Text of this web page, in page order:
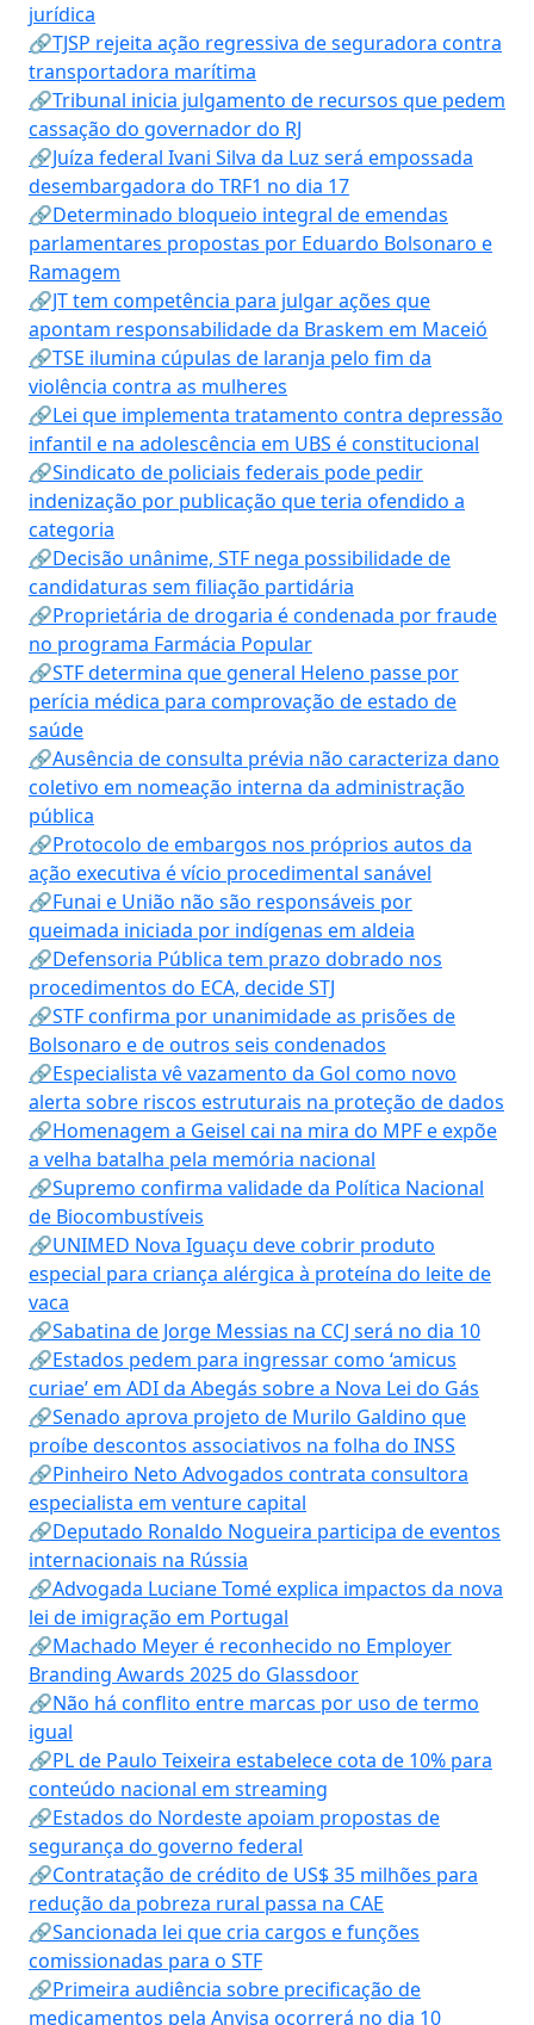
jurídica
🔗TJSP rejeita ação regressiva de seguradora contra
transportadora marítima
🔗Tribunal inicia julgamento de recursos que pedem
cassação do governador do RJ
🔗Juíza federal Ivani Silva da Luz será empossada
desembargadora do TRF1 no dia 17
🔗Determinado bloqueio integral de emendas
parlamentares propostas por Eduardo Bolsonaro e
Ramagem
🔗JT tem competência para julgar ações que
apontam responsabilidade da Braskem em Maceió
🔗TSE ilumina cúpulas de laranja pelo fim da
violência contra as mulheres
🔗Lei que implementa tratamento contra depressão
infantil e na adolescência em UBS é constitucional
🔗Sindicato de policiais federais pode pedir
indenização por publicação que teria ofendido a
categoria
🔗Decisão unânime, STF nega possibilidade de
candidaturas sem filiação partidária
🔗Proprietária de drogaria é condenada por fraude
no programa Farmácia Popular
🔗STF determina que general Heleno passe por
perícia médica para comprovação de estado de
saúde
🔗Ausência de consulta prévia não caracteriza dano
coletivo em nomeação interna da administração
pública
🔗Protocolo de embargos nos próprios autos da
ação executiva é vício procedimental sanável
🔗Funai e União não são responsáveis por
queimada iniciada por indígenas em aldeia
🔗Defensoria Pública tem prazo dobrado nos
procedimentos do ECA, decide STJ
🔗STF confirma por unanimidade as prisões de
Bolsonaro e de outros seis condenados
🔗Especialista vê vazamento da Gol como novo
alerta sobre riscos estruturais na proteção de dados
🔗Homenagem a Geisel cai na mira do MPF e expõe
a velha batalha pela memória nacional
🔗Supremo confirma validade da Política Nacional
de Biocombustíveis
🔗UNIMED Nova Iguaçu deve cobrir produto
especial para criança alérgica à proteína do leite de
vaca
🔗Sabatina de Jorge Messias na CCJ será no dia 10
🔗Estados pedem para ingressar como ‘amicus
curiae’ em ADI da Abegás sobre a Nova Lei do Gás
🔗Senado aprova projeto de Murilo Galdino que
proíbe descontos associativos na folha do INSS
🔗Pinheiro Neto Advogados contrata consultora
especialista em venture capital
🔗Deputado Ronaldo Nogueira participa de eventos
internacionais na Rússia
🔗Advogada Luciane Tomé explica impactos da nova
lei de imigração em Portugal
🔗Machado Meyer é reconhecido no Employer
Branding Awards 2025 do Glassdoor
🔗Não há conflito entre marcas por uso de termo
igual
🔗PL de Paulo Teixeira estabelece cota de 10% para
conteúdo nacional em streaming
🔗Estados do Nordeste apoiam propostas de
segurança do governo federal
🔗Contratação de crédito de US$ 35 milhões para
redução da pobreza rural passa na CAE
🔗Sancionada lei que cria cargos e funções
comissionadas para o STF
🔗Primeira audiência sobre precificação de
medicamentos pela Anvisa ocorrerá no dia 10